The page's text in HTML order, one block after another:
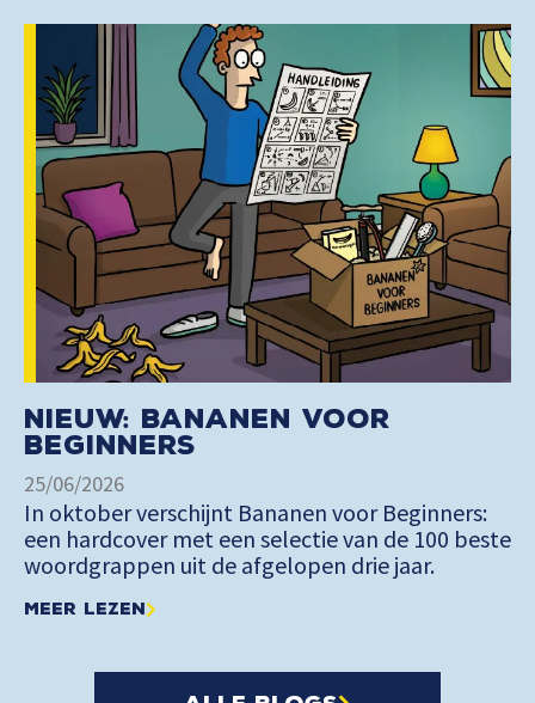
Nieuw: Bananen voor
Beginners
25/06/2026
In oktober verschijnt Bananen voor Beginners:
een hardcover met een selectie van de 100 beste
woordgrappen uit de afgelopen drie jaar.
Meer lezen